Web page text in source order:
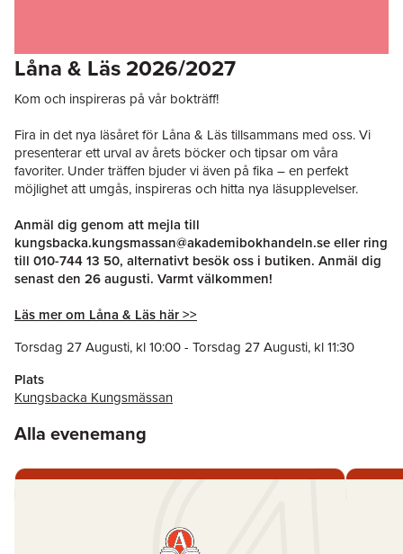
Låna & Läs 2026/2027
Kom och inspireras på vår bokträff!
Fira in det nya läsåret för Låna & Läs tillsammans med oss. Vi
presenterar ett urval av årets böcker och tipsar om våra
favoriter. Under träffen bjuder vi även på fika – en perfekt
möjlighet att umgås, inspireras och hitta nya läsupplevelser.
Anmäl dig genom att mejla till
kungsbacka.kungsmassan@akademibokhandeln.seeller ring
till 010-744 13 50, alternativt besök oss i butiken. Anmäl dig
senast den 26 augusti. Varmt välkommen!
Läs mer om Låna & Läs här >>
Torsdag 27 Augusti, kl10:00- Torsdag 27 Augusti, kl11:30
Plats
Kungsbacka Kungsmässan
Alla evenemang